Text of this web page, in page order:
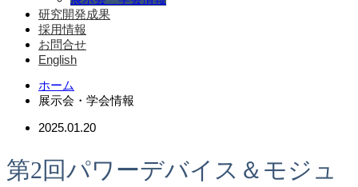
研究開発成果
採用情報
お問合せ
English
ホーム
展示会・学会情報
2025.01.20
第2回パワーデバイス＆モジュ